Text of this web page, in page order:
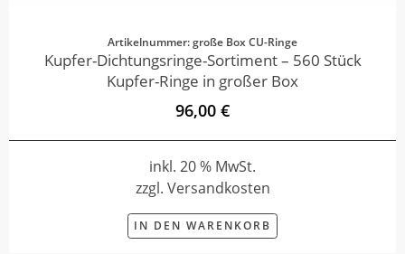
Artikelnummer: große Box CU-Ringe
Kupfer-Dichtungsringe-Sortiment – 560 Stück
Kupfer-Ringe in großer Box
96,00 €
inkl. 20 % MwSt.
zzgl. Versandkosten
IN DEN WARENKORB